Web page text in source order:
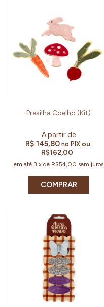
Presilha Coelho (Kit)
R$ 145,80no PIX ou
R$162,00
em até 3 xde R$54,00 sem juros
COMPRAR